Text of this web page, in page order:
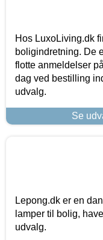
Hos LuxoLiving.dk
boligindretning. De
flotte anmeldelser
dag ved bestilling
udvalg.
Se
Lepong.dk er en
lamper til bolig,
udvalg.